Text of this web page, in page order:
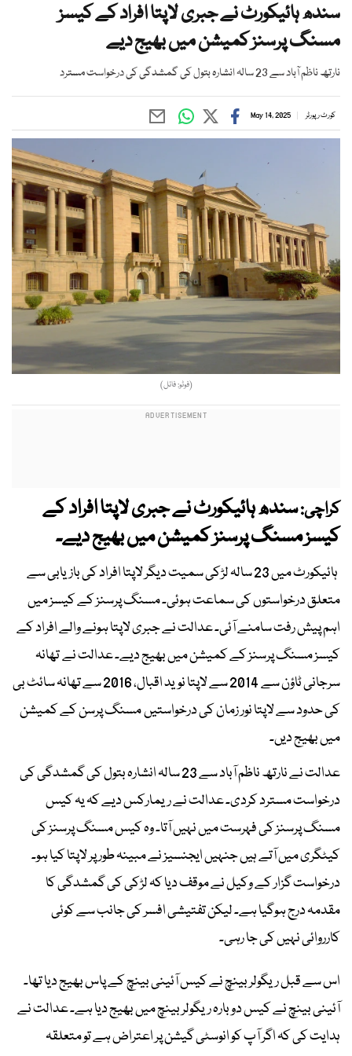
سندھ ہائیکورٹ نے جبری لاپتا افراد کے کیسز
مسنگ پرسنز کمیشن میں بھیج دیے
نارتھ ناظم آباد سے 23 سالہ انشارہ بتول کی گمشدگی کی درخواست مسترد
کورٹ رپورٹر May 14, 2025
(فوٹو: فائل)
کراچی:سندھ ہائیکورٹ نے جبری لاپتا افراد کے
کیسز مسنگ پرسنز کمیشن میں بھیج دیے۔
ہائیکورٹ میں 23 سالہ لڑکی سمیت دیگر لاپتا افراد کی بازیابی سے
متعلق درخواستوں کی سماعت ہوئی۔ مسنگ پرسنز کے کیسز میں
اہم پیش رفت سامنے آئی۔ عدالت نے جبری لاپتا ہونے والے افراد کے
کیسز مسنگ پرسنز کے کمیشن میں بھیج دیے۔ عدالت نے تھانہ
سرجانی ٹاؤن سے 2014 سے لاپتا نوید اقبال، 2016 سے تھانہ سائٹ بی
کی حدود سے لاپتا نور زمان کی درخواستیں مسنگ پرسن کے کمیشن
میں بھیج دیں۔
عدالت نے نارتھ ناظم آباد سے 23 سالہ انشارہ بتول کی گمشدگی کی
درخواست مسترد کردی۔ عدالت نے ریمارکس دیے کہ یہ کیس
مسنگ پرسنز کی فہرست میں نہیں آتا۔ وہ کیس مسنگ پرسنز کی
کیٹگری میں آتے ہیں جنہیں ایجنسیز نے مبینہ طور پر لاپتا کیا ہو۔
درخواست گزار کے وکیل نے موقف دیا کہ لڑکی کی گمشدگی کا
مقدمہ درج ہوگیا ہے۔ لیکن تفتیشی افسر کی جانب سے کوئی
کارروائی نہیں کی جا رہی۔
اس سے قبل ریگولر بینچ نے کیس آئینی بینچ کے پاس بھیج دیا تھا۔
آئینی بینچ نے کیس دوبارہ ریگولر بینچ میں بھیج دیا ہے۔ عدالت نے
ہدایت کی کہ اگر آپ کو انوسٹی گیشن پر اعتراض ہے تو متعلقہ